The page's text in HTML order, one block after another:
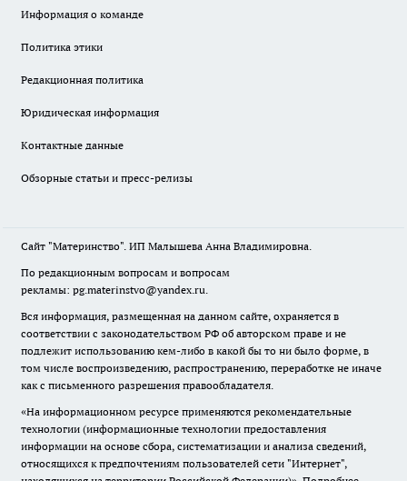
Информация о команде
Политика этики
Редакционная политика
Юридическая информация
Контактные данные
Обзорные статьи и пресс-релизы
Сайт "Материнство". ИП Малышева Анна Владимировна.
По редакционным вопросам и вопросам
рекламы: pg.materinstvo@yandex.ru.
Вся информация, размещенная на данном сайте, охраняется в
соответствии с законодательством РФ об авторском праве и не
подлежит использованию кем-либо в какой бы то ни было форме, в
том числе воспроизведению, распространению, переработке не иначе
как с письменного разрешения правообладателя.
«На информационном ресурсе применяются рекомендательные
технологии (информационные технологии предоставления
информации на основе сбора, систематизации и анализа сведений,
относящихся к предпочтениям пользователей сети "Интернет",